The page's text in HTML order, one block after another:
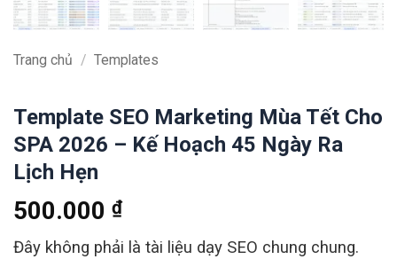
Trang chủ / Templates
Template SEO Marketing Mùa Tết Cho
SPA 2026 – Kế Hoạch 45 Ngày Ra
Lịch Hẹn
500.000 ₫
Đây không phải là tài liệu dạy SEO chung chung.